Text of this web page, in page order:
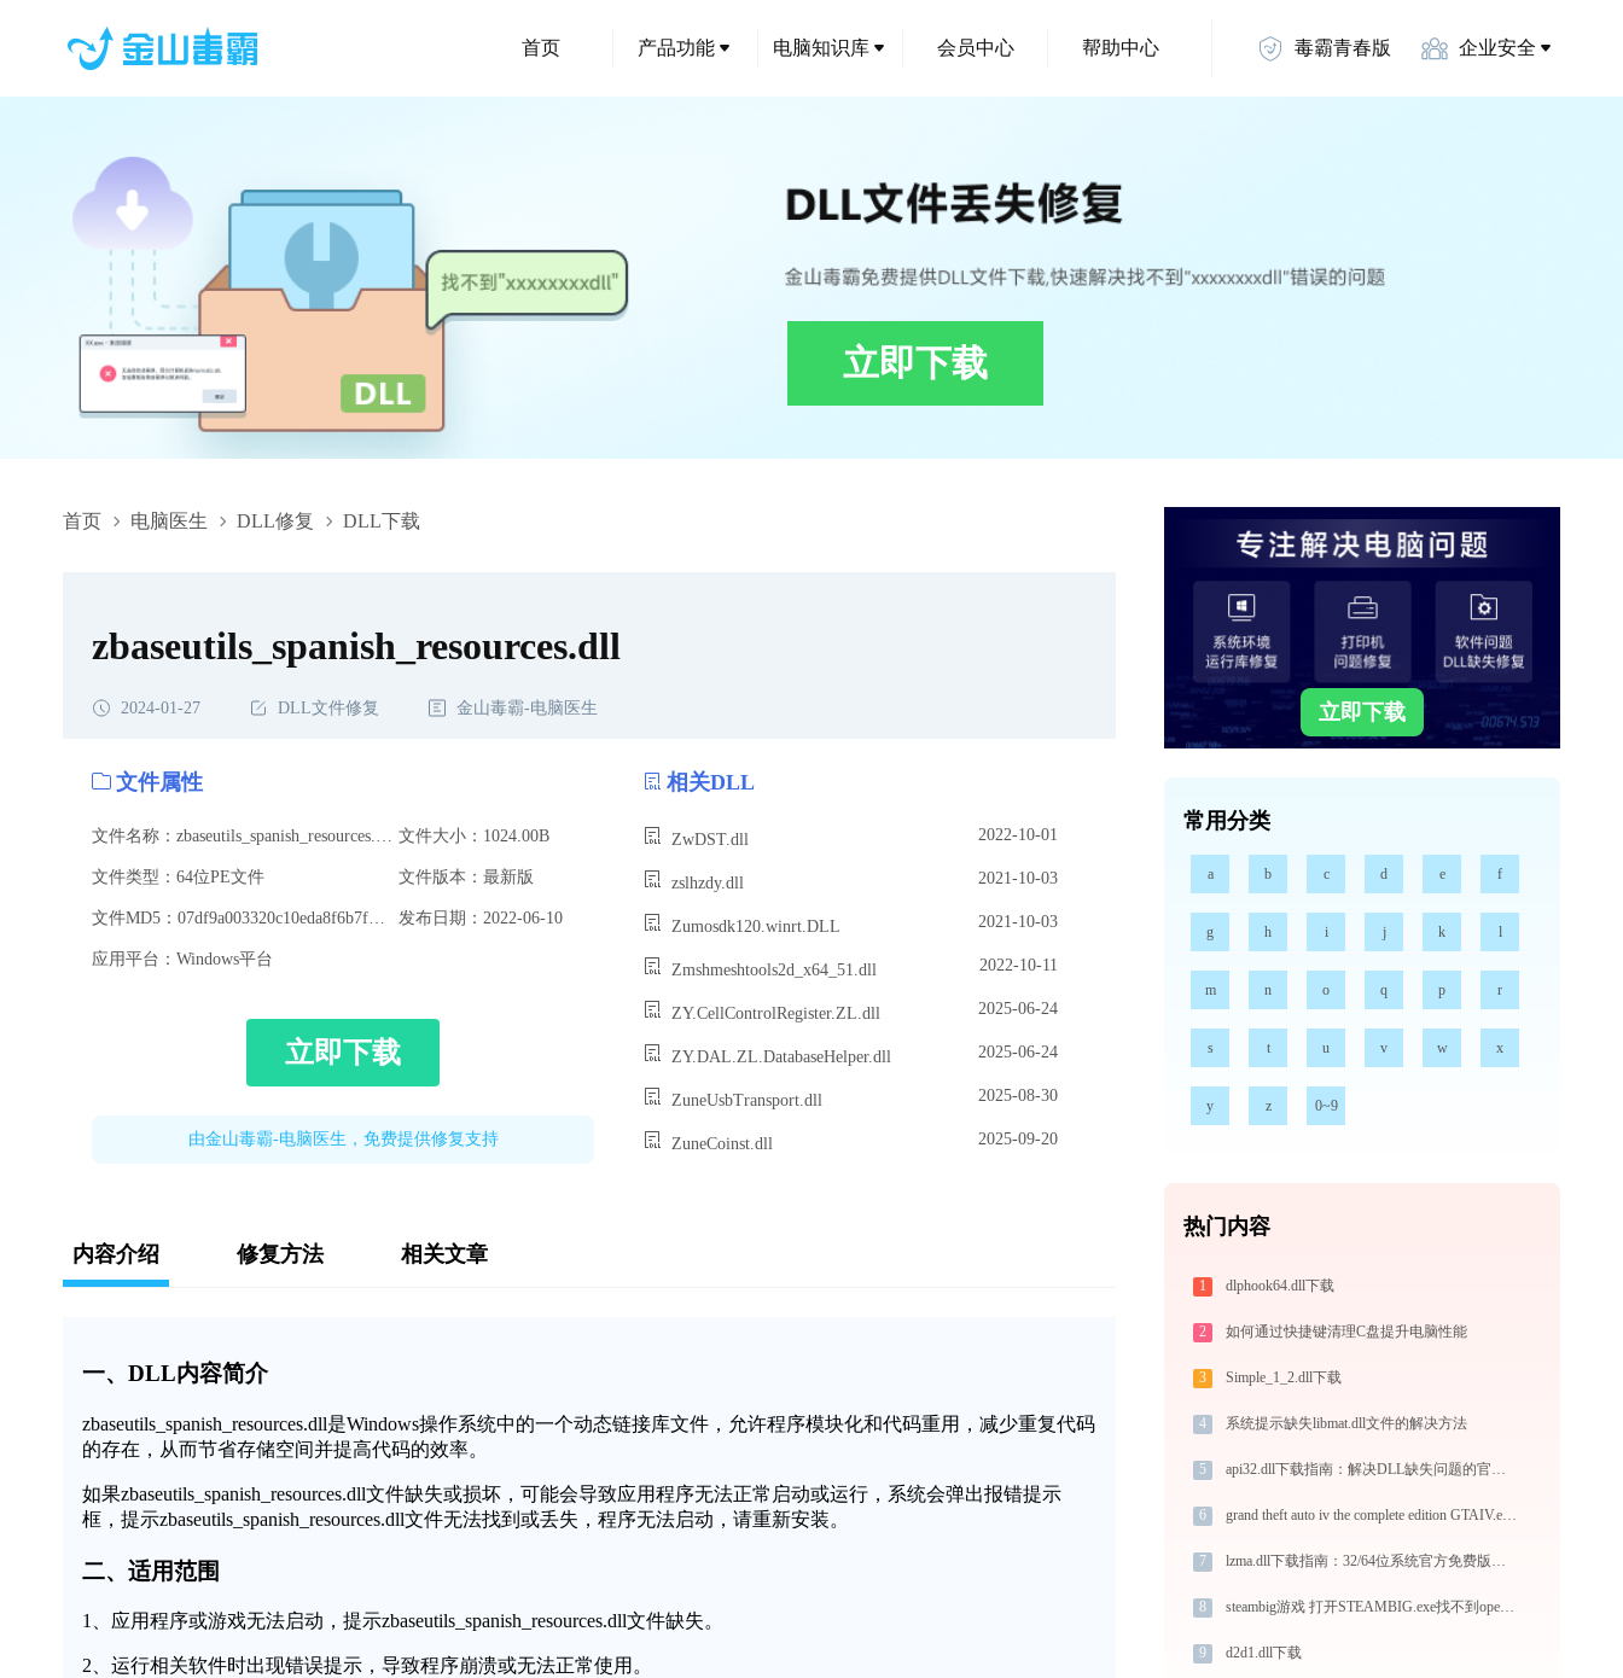
首页 产品功能 电脑知识库 会员中心 帮助中心 毒霸青春版 企业安全
立即下载
首页 电脑医生 DLL修复 DLL下载
zbaseutils_spanish_resources.dll,zbaseutils_spanish_resources.dll下载,zbaseutils_spanish_resources.dll修复
zbaseutils_spanish_resources.dll
2024-01-27 DLL文件修复 金山毒霸-电脑医生
文件属性
文件大小：1024.00B
文件类型：64位PE文件 文件版本：最新版
发布日期：2022-06-10
应用平台：Windows平台
立即下载
由金山毒霸-电脑医生，免费提供修复支持
相关DLL
ZwDST.dll 2022-10-01
zslhzdy.dll 2021-10-03
Zumosdk120.winrt.DLL 2021-10-03
Zmshmeshtools2d_x64_51.dll 2022-10-11
ZY.CellControlRegister.ZL.dll 2025-06-24
ZY.DAL.ZL.DatabaseHelper.dll 2025-06-24
ZuneUsbTransport.dll 2025-08-30
ZuneCoinst.dll 2025-09-20
内容介绍 修复方法 相关文章
一、DLL内容简介
zbaseutils_spanish_resources.dll是Windows操作系统中的一个动态链接库文件，允许程序模块化和代码重用，减少重复代码
的存在，从而节省存储空间并提高代码的效率。
如果zbaseutils_spanish_resources.dll文件缺失或损坏，可能会导致应用程序无法正常启动或运行，系统会弹出报错提示
框，提示zbaseutils_spanish_resources.dll文件无法找到或丢失，程序无法启动，请重新安装。
二、适用范围
1、应用程序或游戏无法启动，提示zbaseutils_spanish_resources.dll文件缺失。
2、运行相关软件时出现错误提示，导致程序崩溃或无法正常使用。
立即下载
常用分类
a b c d e f
g h i j k l
m n o q p r
s t u v w x
y z 0~9
热门内容
1 dlphook64.dll下载
2 如何通过快捷键清理C盘提升电脑性能
3 Simple_1_2.dll下载
4 系统提示缺失libmat.dll文件的解决方法
5 api32.dll下载指南：解决DLL缺失问题的官方免费方案（32/64位系统适用）
6 grand theft auto iv the complete edition GTAIV.exe加载scripthook.dll文件丢失处理办法
7 lzma.dll下载指南：32/64位系统官方免费版，解决DLL缺失问题
8 steambig游戏 打开STEAMBIG.exe找不到opencv_imgcodecs.dll怎么办
9 d2d1.dll下载